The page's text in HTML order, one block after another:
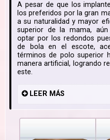
A pesar de que los
los preferidos por la gran
a su naturalidad y mayor
superior de la mama, aún
optar por los redondos
de bola en el escote,
términos de polo superior
manera artificial, logrando
este.
LEER MÁS